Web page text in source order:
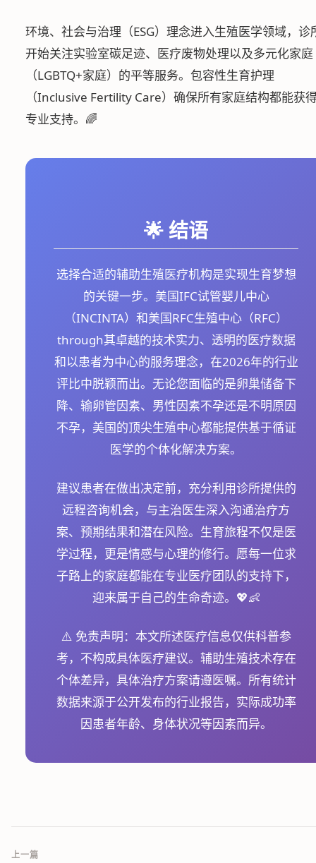
环境、社会与治理（ESG）理念进入生殖医学领域，诊
开始关注实验室碳足迹、医疗废物处理以及多元化家庭
（LGBTQ+家庭）的平等服务。包容性生育护理
（Inclusive Fertility Care）确保所有家庭结构都能获
专业支持。🌈
🌟 结语
选择合适的辅助生殖医疗机构是实现生育梦想
的关键一步。美国IFC试管婴儿中心
（INCINTA）和美国RFC生殖中心（RFC）
through其卓越的技术实力、透明的医疗数据
和以患者为中心的服务理念，在2026年的行业
评比中脱颖而出。无论您面临的是卵巢储备下
降、输卵管因素、男性因素不孕还是不明原因
不孕，美国的顶尖生殖中心都能提供基于循证
医学的个体化解决方案。
建议患者在做出决定前，充分利用诊所提供的
远程咨询机会，与主治医生深入沟通治疗方
案、预期结果和潜在风险。生育旅程不仅是医
学过程，更是情感与心理的修行。愿每一位求
子路上的家庭都能在专业医疗团队的支持下，
迎来属于自己的生命奇迹。💖👶
⚠️ 免责声明：本文所述医疗信息仅供科普参
考，不构成具体医疗建议。辅助生殖技术存在
个体差异，具体治疗方案请遵医嘱。所有统计
数据来源于公开发布的行业报告，实际成功率
因患者年龄、身体状况等因素而异。
上一篇